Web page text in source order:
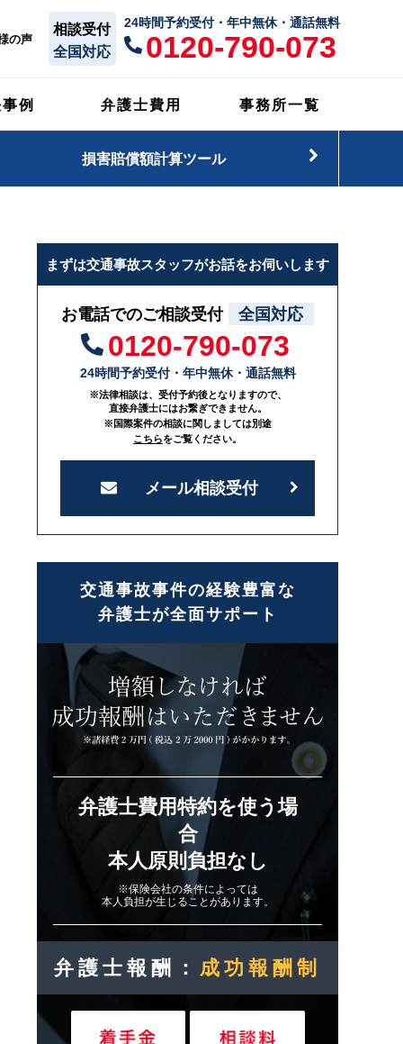
の声
相談受付
全国対応
24時間予約受付・年中無休・通話無料
0120-790-073
例 弁護士費用 事務所一覧
損害賠償額計算ツール
まずは交通事故スタッフがお話をお伺いします
お電話でのご相談受付 全国対応
0120-790-073
24時間予約受付・年中無休・通話無料
※法律相談は、受付予約後となりますので、
直接弁護士にはお繋ぎできません。
※国際案件の相談に関しましては別途
こちらをご覧ください。
メール相談受付
交通事故事件の経験豊富な
弁護士が全面サポート
弁護士費用特約を使う場
合
本人原則負担なし
※保険会社の条件によっては
本人負担が生じることがあります。
弁護士報酬： 成功報酬制